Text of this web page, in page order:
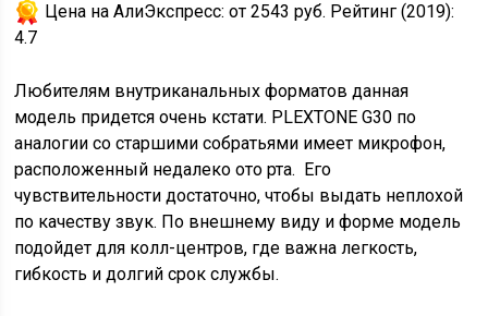
Цена на АлиЭкспресс:от 2543 руб. Рейтинг (2019):
4.7
Любителям внутриканальных форматов данная
модель придется очень кстати. PLEXTONE G30 по
аналогии со старшими собратьями имеет микрофон,
расположенный недалеко ото рта. Его
чувствительности достаточно, чтобы выдать неплохой
по качеству звук. По внешнему виду и форме модель
подойдет для колл-центров, где важна легкость,
гибкость и долгий срок службы.